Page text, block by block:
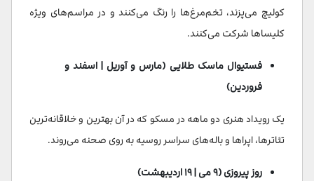
کولیچ می‌پزند، تخم‌مرغ‌ها را رنگ می‌کنند و در مراسم‌های ویژه
کلیساها شرکت می‌کنند.
فستیوال ماسک طلایی (مارس و آوریل | اسفند و
فروردین)
یک رویداد هنری دو ماهه در مسکو که در آن بهترین و خلاقانه‌ترین
تئاترها، اپراها و باله‌های سراسر روسیه به روی صحنه می‌روند.
روز پیروزی (۹ می | ۱۹ اردیبهشت)